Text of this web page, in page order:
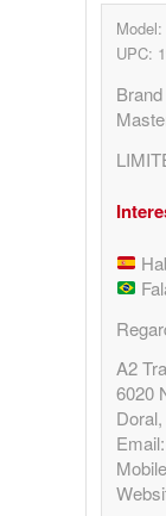
UPC:
A2
6020
Email: